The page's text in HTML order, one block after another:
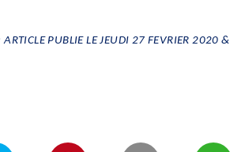
ARTICLE PUBLIE LE JEUDI 27 FEVRIER 2020 &